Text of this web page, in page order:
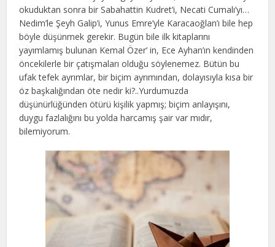
okuduktan sonra bir Sabahattin Kudret’i, Necati Cumalı’yı…
Nedim’le Şeyh Galip’i, Yunus Emre’yle Karacaoğlan’ı bile hep
böyle düşünmek gerekir. Bugün bile ilk kitaplarını
yayımlamış bulunan Kemal Özer’ in, Ece Ayhan’ın kendinden
öncekilerle bir çatışmaları olduğu söylenemez. Bütün bu
ufak tefek ayrımlar, bir biçim ayrımından, dolayısıyla kısa bir
öz başkalığından öte nedir ki?..Yurdumuzda
düşünürlüğünden ötürü kişilik yapmış; biçim anlayışını,
duygu fazlalığını bu yolda harcamış şair var mıdır,
bilemiyorum.